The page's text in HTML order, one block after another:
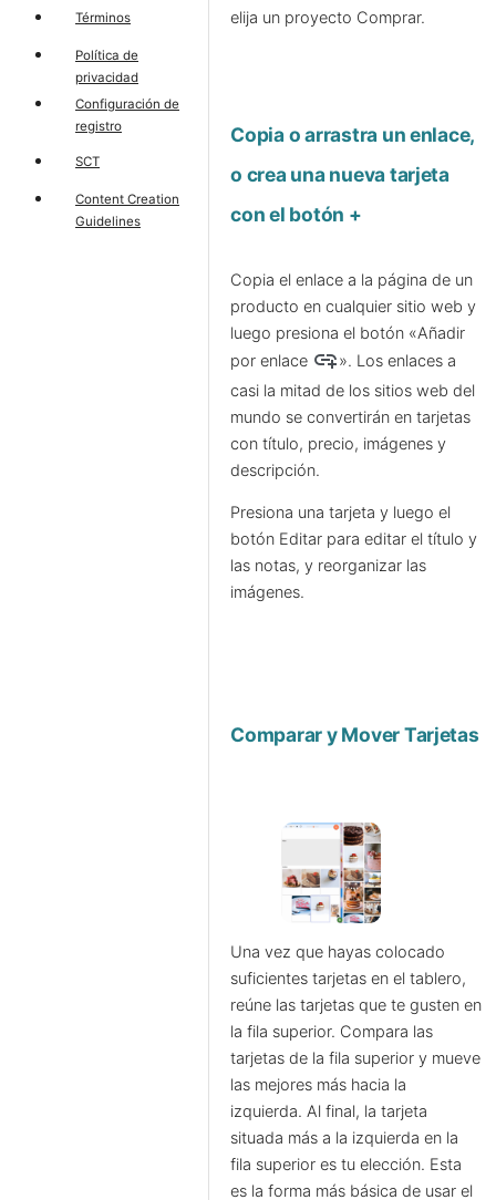
Términos
Política de
privacidad
Configuración de
registro
SCT
Content Creation
Guidelines
elija un proyecto Comprar.
Copia o arrastra un enlace,
o crea una nueva tarjeta
con el botón +
Copia el enlace a la página de un
producto en cualquier sitio web y
luego presiona el botón «Añadir
por enlace add_link». Los enlaces a
casi la mitad de los sitios web del
mundo se convertirán en tarjetas
con título, precio, imágenes y
descripción.
Presiona una tarjeta y luego el
botón Editar para editar el título y
las notas, y reorganizar las
imágenes.
Comparar y Mover Tarjetas
Una vez que hayas colocado
suficientes tarjetas en el tablero,
reúne las tarjetas que te gusten en
la fila superior. Compara las
tarjetas de la fila superior y mueve
las mejores más hacia la
izquierda. Al final, la tarjeta
situada más a la izquierda en la
fila superior es tu elección. Esta
es la forma más básica de usar el